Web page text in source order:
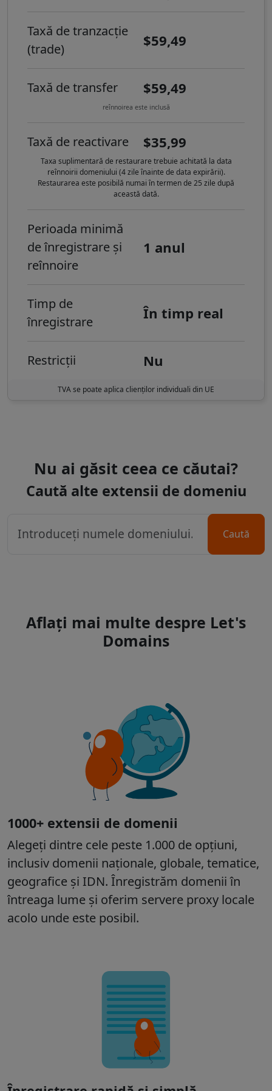
Taxă de tranzacție
(trade)
$59,49
Taxă de transfer $59,49
reînnoirea este inclusă
Taxă de reactivare $35,99
Taxa suplimentară de restaurare trebuie achitată la data
reînnoirii domeniului (4 zile înainte de data expirării).
Restaurarea este posibilă numai în termen de 25 zile după
această dată.
Perioada minimă
de înregistrare și
reînnoire
1 anul
Timp de
înregistrare
În timp real
Restricții Nu
TVA se poate aplica clienților individuali din UE
Nu ai găsit ceea ce căutai?
Caută alte extensii de domeniu
Caută